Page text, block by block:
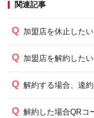
関連記事
加盟店を休止したい
加盟店を解約したい
解約する場合、違
解約した場合QRコ